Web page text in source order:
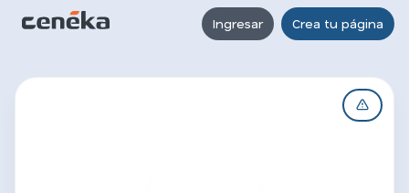
Ingresar Crea tu página